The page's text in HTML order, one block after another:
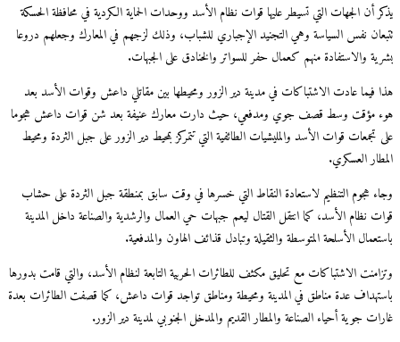
أن الجهات التي تسيطر عليها قوات نظام الأسد ووحدات الحماية الكردية في محافظة الحسكة
نفس السياسة وهي التجنيد الإجباري للشباب، وذلك لزجهم في المعارك وجعلهم دروعا
والاستفادة منهم كعمال حفر للسواتر والخنادق على الجبهات.
فيما عادت الاشتباكات في مدينة دير الزور ومحيطها بين مقاتلي داعش وقوات الأسد بعد
مؤقت وسط قصف جوي ومدفعي، حيث دارت معارك عنيفة بعد شن قوات داعش هجوما
قوات الأسد والمليشيات الطائفية التي تتمركز بمحيط دير الزور على جبل الثردة ومحيط
العسكري.
هجوم التنظيم لاستعادة النقاط التي خسرها في وقت سابق بمنطقة جبل الثردة على حشاب
نظام الأسد، كما انتقل القتال ليعم جبهات حي العمال والرشدية والصناعة داخل المدينة
الأسلحة المتوسطة والثقيلة وتبادل قذائف الهاون والمدفعية.
الاشتباكات مع تحليق مكثف للطائرات الحربية التابعة لنظام الأسد، والتي قامت بدورها
عدة مناطق في المدينة ومحيطة ومناطق تواجد قوات داعش، كما قصفت الطائرات بعدة
جوية أحياء الصناعة والمطار القديم والمدخل الجنوبي لمدينة دير الزور.